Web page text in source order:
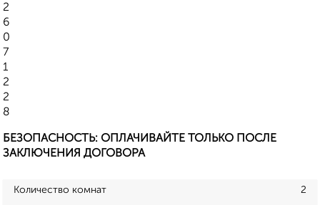
2
6
0
7
1
2
2
8
БЕЗОПАСНОСТЬ: ОПЛАЧИВАЙТЕ ТОЛЬКО ПОСЛЕ
ЗАКЛЮЧЕНИЯ ДОГОВОРА
Количество комнат 2